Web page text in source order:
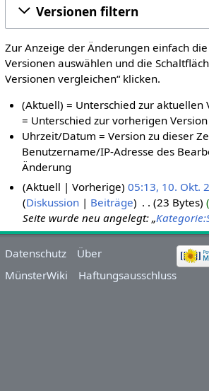
Versionen filtern
Zur Anzeige der Änderungen einfach
Versionen auswählen und die
Versionen vergleichen“ klicken.
(Aktuell) = Unterschied zur aktuellen
= Unterschied zur vorherigen Version
Uhrzeit/Datum = Version zu dieser
Benutzername/IP-Adresse des
Änderung
Aktuell
Vorherige 05:13, 10. Okt.
Diskussion
Beiträge 23 Bytes
Seite wurde neu angelegt: „
Datenschutz
Über
MünsterWiki
Haftungsausschluss